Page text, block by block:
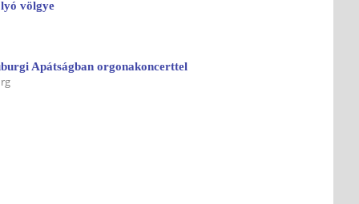
völgye
Apátságban orgonakoncerttel